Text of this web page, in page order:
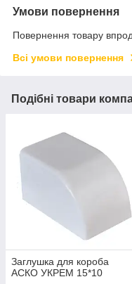
Умови повернення
Повернення товару
Всі умови повернення
Подібні товари
Заглушка для короба
АСКО УКРЕМ 15*10